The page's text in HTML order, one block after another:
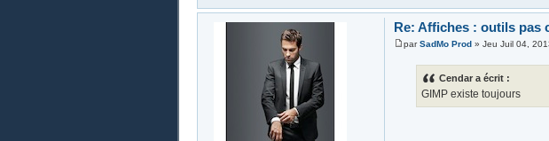
Re: Affiches : outils pas
parSadMo Prod» Jeu Juil 04,
Cendar a écrit :
GIMP existe toujours